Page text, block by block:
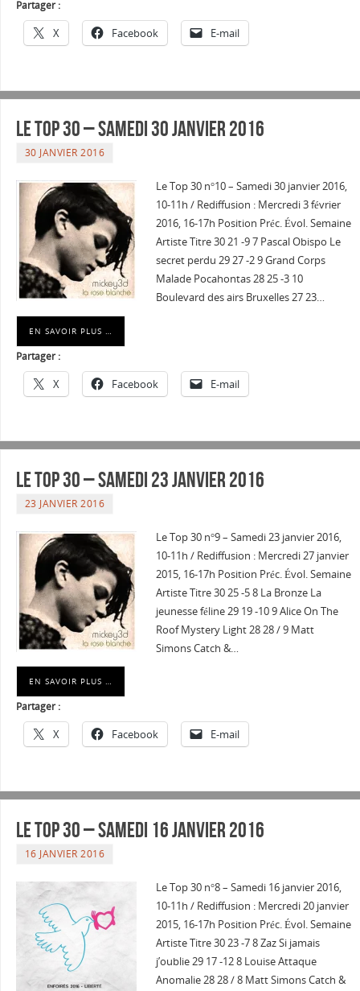
Partager :
X Facebook E-mail
Le Top 30 – Samedi 30 janvier 2016
30 JANVIER 2016
Le Top 30 n°10 – Samedi 30 janvier 2016,
10-11h / Rediffusion : Mercredi 3 février
2016, 16-17h Position Préc. Évol. Semaine
Artiste Titre 30 21 -9 7 Pascal Obispo Le
secret perdu 29 27 -2 9 Grand Corps
Malade Pocahontas 28 25 -3 10
Boulevard des airs Bruxelles 27 23…
EN SAVOIR PLUS …
Partager :
X Facebook E-mail
Le Top 30 – Samedi 23 janvier 2016
23 JANVIER 2016
Le Top 30 n°9 – Samedi 23 janvier 2016,
10-11h / Rediffusion : Mercredi 27 janvier
2015, 16-17h Position Préc. Évol. Semaine
Artiste Titre 30 25 -5 8 La Bronze La
jeunesse féline 29 19 -10 9 Alice On The
Roof Mystery Light 28 28 / 9 Matt
Simons Catch &…
EN SAVOIR PLUS …
Partager :
X Facebook E-mail
Le Top 30 – Samedi 16 janvier 2016
16 JANVIER 2016
Le Top 30 n°8 – Samedi 16 janvier 2016,
10-11h / Rediffusion : Mercredi 20 janvier
2015, 16-17h Position Préc. Évol. Semaine
Artiste Titre 30 23 -7 8 Zaz Si jamais
j’oublie 29 17 -12 8 Louise Attaque
Anomalie 28 28 / 8 Matt Simons Catch &